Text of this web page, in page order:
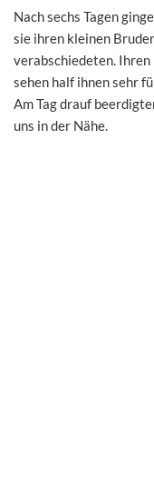
Nach sechs Tagen
sie ihren kleinen
verabschiedeten.
sehen half ihnen sehr
Am Tag drauf
uns in der Nähe.